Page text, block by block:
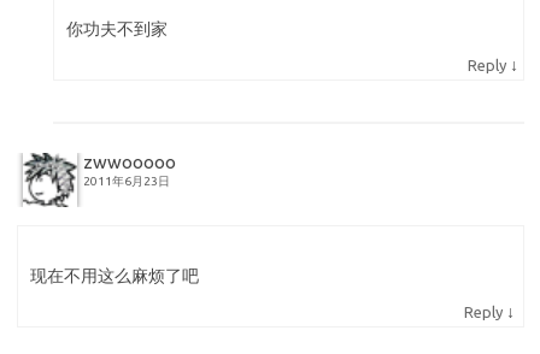
你功夫不到家
Reply ↓
zwwooooo
2011年6月23日
现在不用这么麻烦了吧
Reply ↓